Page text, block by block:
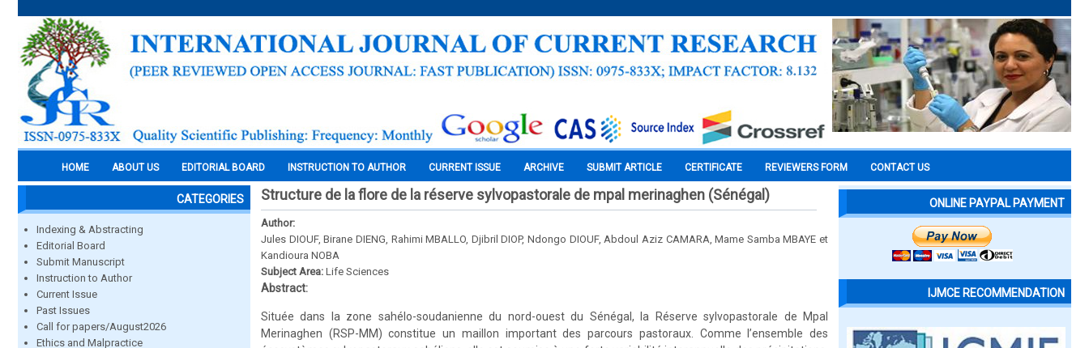
HOME ABOUT US EDITORIAL BOARD INSTRUCTION TO AUTHOR CURRENT ISSUE ARCHIVE SUBMIT ARTICLE CERTIFICATE REVIEWERS FORM CONTACT US
CATEGORIES
Indexing & Abstracting
Editorial Board
Submit Manuscript
Instruction to Author
Current Issue
Past Issues
Call for papers/August2026
Ethics and Malpractice
Structure de la flore de la réserve sylvopastorale de mpal merinaghen (Sénégal)
Author:
Jules DIOUF, Birane DIENG, Rahimi MBALLO, Djibril DIOP, Ndongo DIOUF, Abdoul Aziz CAMARA, Mame Samba MBAYE et
Kandioura NOBA
Subject Area: Life Sciences
Abstract:
Située dans la zone sahélo-soudanienne du nord-ouest du Sénégal, la Réserve sylvopastorale de Mpal
Merinaghen (RSP-MM) constitue un maillon important des parcours pastoraux. Comme l’ensemble des
ONLINE PAYPAL PAYMENT
IJMCE RECOMMENDATION